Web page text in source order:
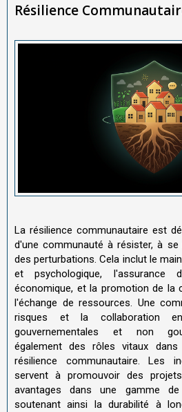
Résilience
La résilience communautaire est
d'une communauté à résister, à
des perturbations. Cela inclut le
et psychologique,
économique, et la promotion de la
l'échange de ressources. Une
risques et la collaboration
gouvernementales et non
également des rôles vitaux
résilience communautaire. Les
servent à promouvoir des
avantages dans une gamme de
soutenant ainsi la durabilité à